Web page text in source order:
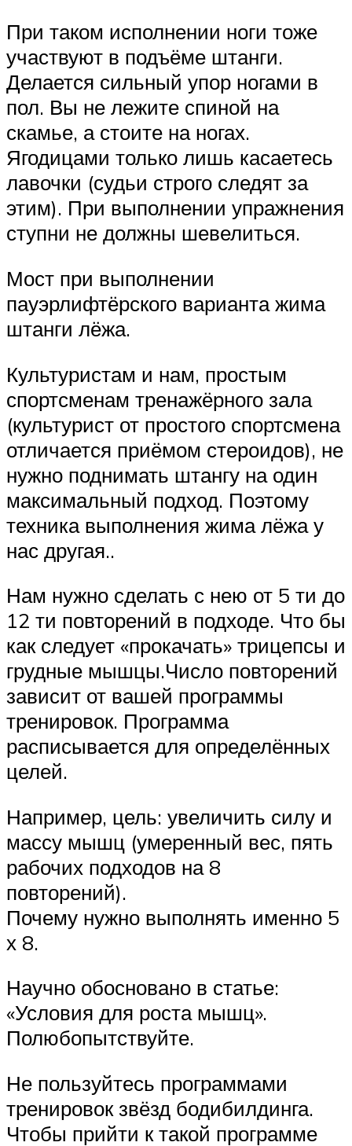
При таком исполнении ноги тоже
участвуют в подъёме штанги.
Делается сильный упор ногами в
пол. Вы не лежите спиной на
скамье, а стоите на ногах.
Ягодицами только лишь касаетесь
лавочки (судьи строго следят за
этим). При выполнении упражнения
ступни не должны шевелиться.
Мост при выполнении
пауэрлифтёрского варианта жима
штанги лёжа.
Культуристам и нам, простым
спортсменам тренажёрного зала
(культурист от простого спортсмена
отличается приёмом стероидов), не
нужно поднимать штангу на один
максимальный подход. Поэтому
техника выполнения жима лёжа у
нас другая..
Нам нужно сделать с нею от 5 ти до
12 ти повторений в подходе. Что бы
как следует «прокачать» трицепсы и
грудные мышцы.Число повторений
зависит от вашей программы
тренировок. Программа
расписывается для определённых
целей.
Например, цель: увеличить силу и
массу мышц (умеренный вес, пять
рабочих подходов на 8
повторений).
Почему нужно выполнять именно 5
х 8.
Научно обосновано в статье:
«Условия для роста мышц».
Полюбопытствуйте.
Не пользуйтесь программами
тренировок звёзд бодибилдинга.
Чтобы прийти к такой программе